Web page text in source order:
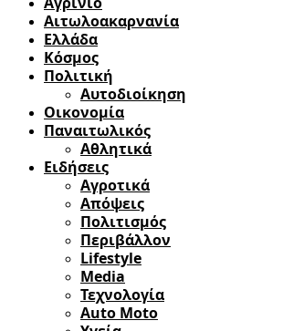
Αιτωλοακαρνανία
Ελλάδα
Κόσμος
Πολιτική
Αυτοδιοίκηση
Οικονομία
Παναιτωλικός
Αθλητικά
Ειδήσεις
Αγροτικά
Απόψεις
Πολιτισμός
Περιβάλλον
Lifestyle
Media
Τεχνολογία
Auto Moto